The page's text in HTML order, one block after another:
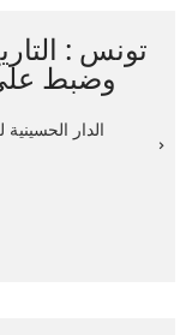
تونس :
وضبط